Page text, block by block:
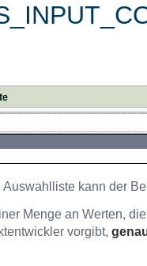
Auswahlliste kann der
Menge an Werten,
vorgibt,